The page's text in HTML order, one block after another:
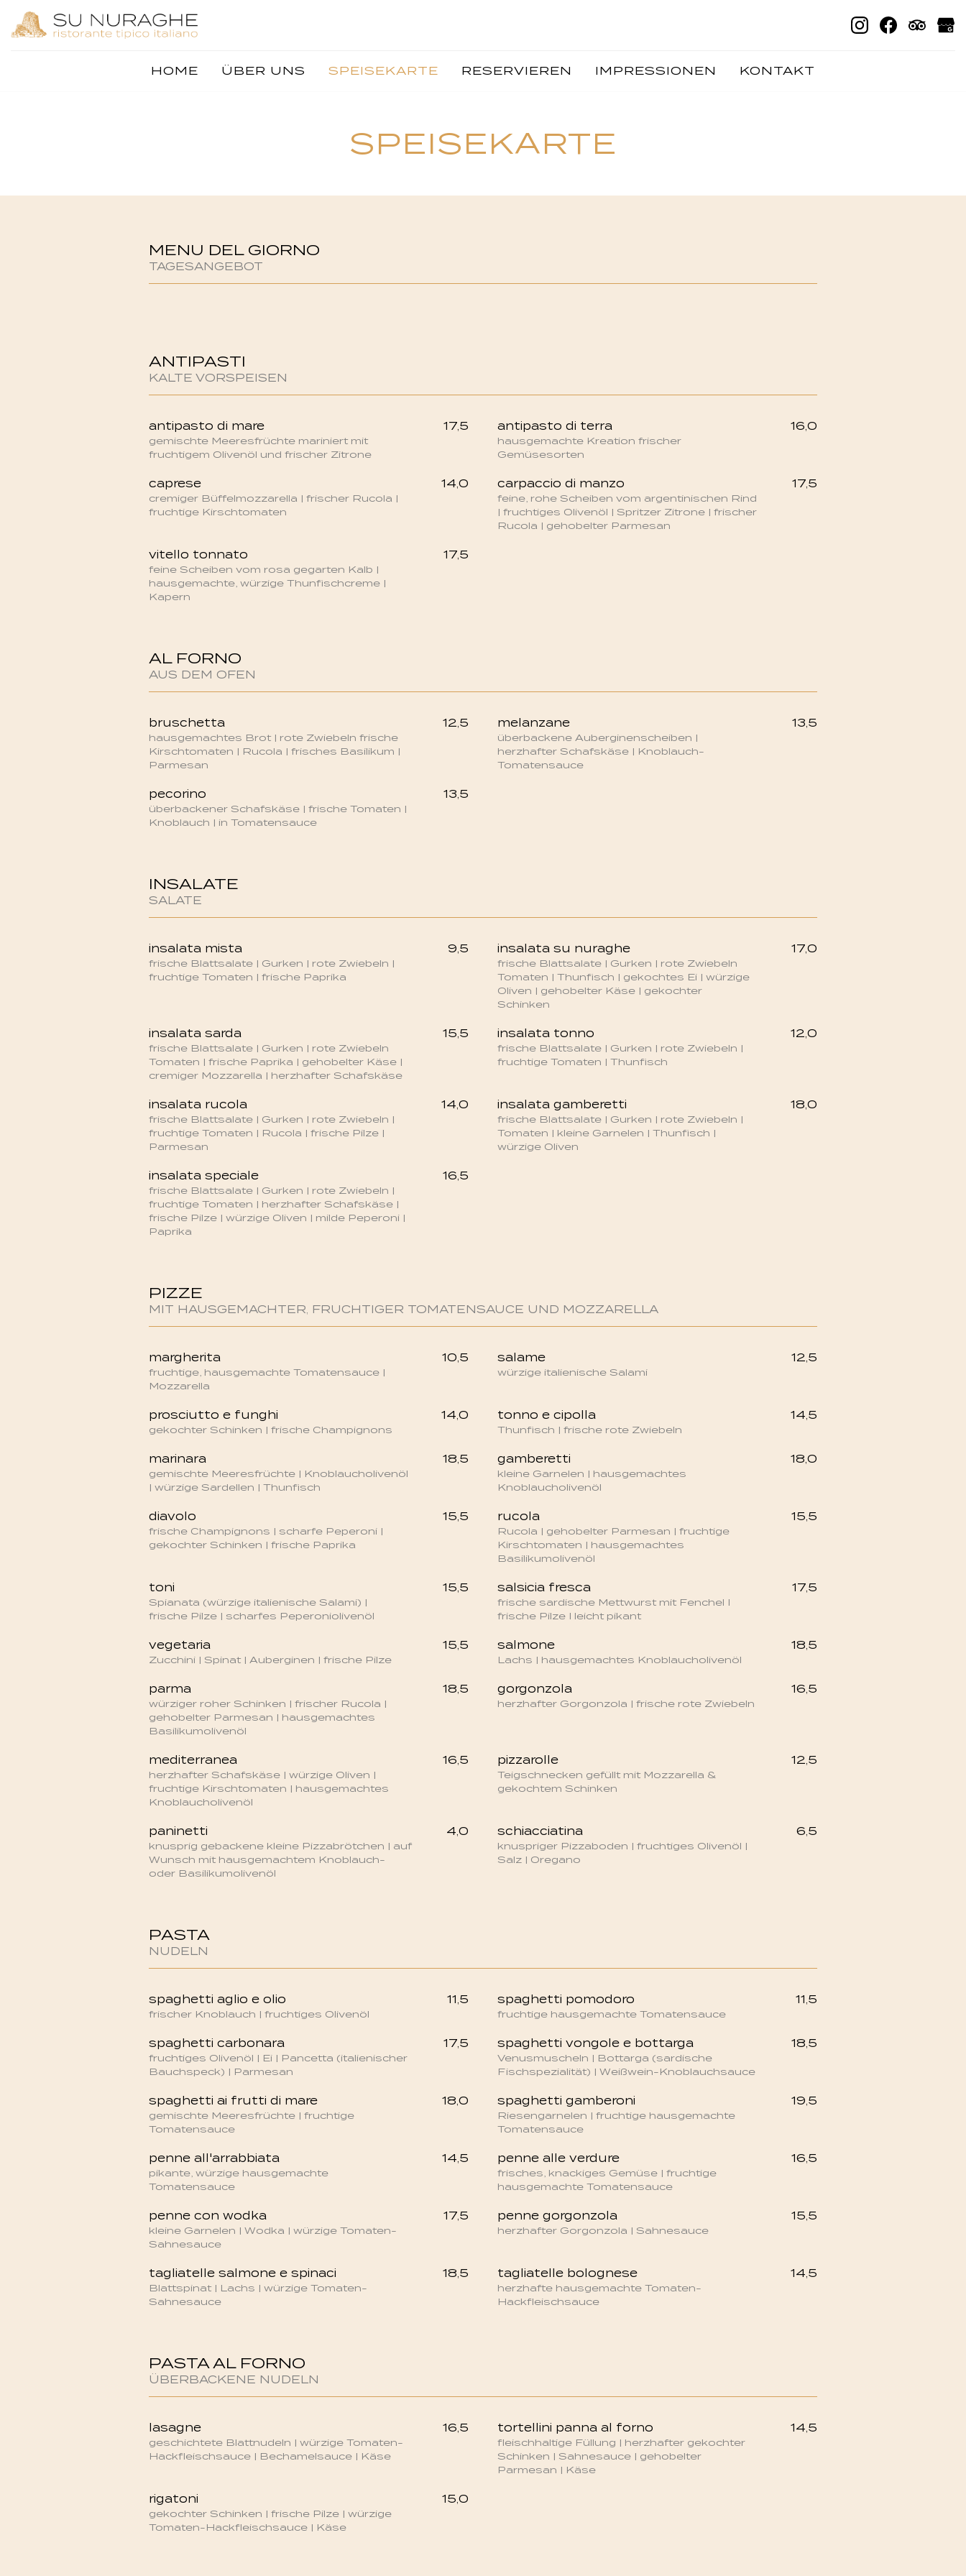
Navigation
HOME ÜBER UNS SPEISEKARTE RESERVIEREN IMPRESSIONEN KONTAKT
SPEISEKARTE
MENU DEL GIORNO
TAGESANGEBOT
ANTIPASTI
KALTE VORSPEISEN
antipasto di mare
gemischte Meeresfrüchte mariniert mit
fruchtigem Olivenöl und frischer Zitrone
17,5 antipasto di terra
hausgemachte Kreation frischer
Gemüsesorten
16,0
caprese
cremiger Büffelmozzarella | frischer Rucola |
fruchtige Kirschtomaten
14,0 carpaccio di manzo
feine, rohe Scheiben vom argentinischen Rind
| fruchtiges Olivenöl | Spritzer Zitrone | frischer
Rucola | gehobelter Parmesan
17,5
vitello tonnato
feine Scheiben vom rosa gegarten Kalb |
hausgemachte, würzige Thunfischcreme |
Kapern
17,5
AL FORNO
AUS DEM OFEN
bruschetta
hausgemachtes Brot | rote Zwiebeln frische
Kirschtomaten | Rucola | frisches Basilikum |
Parmesan
12,5 melanzane
überbackene Auberginenscheiben |
herzhafter Schafskäse | Knoblauch-
Tomatensauce
13,5
pecorino
überbackener Schafskäse | frische Tomaten |
Knoblauch | in Tomatensauce
13,5
INSALATE
SALATE
insalata mista
frische Blattsalate | Gurken | rote Zwiebeln |
fruchtige Tomaten | frische Paprika
9,5 insalata su nuraghe
frische Blattsalate | Gurken | rote Zwiebeln
Tomaten | Thunfisch | gekochtes Ei | würzige
Oliven | gehobelter Käse | gekochter
Schinken
17,0
insalata sarda
frische Blattsalate | Gurken | rote Zwiebeln
Tomaten | frische Paprika | gehobelter Käse |
cremiger Mozzarella | herzhafter Schafskäse
15,5 insalata tonno
frische Blattsalate | Gurken | rote Zwiebeln |
fruchtige Tomaten | Thunfisch
12,0
insalata rucola
frische Blattsalate | Gurken | rote Zwiebeln |
fruchtige Tomaten | Rucola | frische Pilze |
Parmesan
14,0 insalata gamberetti
frische Blattsalate | Gurken | rote Zwiebeln |
Tomaten | kleine Garnelen | Thunfisch |
würzige Oliven
18,0
insalata speciale
frische Blattsalate | Gurken | rote Zwiebeln |
fruchtige Tomaten | herzhafter Schafskäse |
frische Pilze | würzige Oliven | milde Peperoni |
Paprika
16,5
PIZZE
MIT HAUSGEMACHTER, FRUCHTIGER TOMATENSAUCE UND MOZZARELLA
margherita
fruchtige, hausgemachte Tomatensauce |
Mozzarella
10,5 salame
würzige italienische Salami
12,5
prosciutto e funghi
gekochter Schinken | frische Champignons
14,0 tonno e cipolla
Thunfisch | frische rote Zwiebeln
14,5
marinara
gemischte Meeresfrüchte | Knoblaucholivenöl
| würzige Sardellen | Thunfisch
18,5 gamberetti
kleine Garnelen | hausgemachtes
Knoblaucholivenöl
18,0
diavolo
frische Champignons | scharfe Peperoni |
gekochter Schinken | frische Paprika
15,5 rucola
Rucola | gehobelter Parmesan | fruchtige
Kirschtomaten | hausgemachtes
Basilikumolivenöl
15,5
toni
Spianata (würzige italienische Salami) |
frische Pilze | scharfes Peperoniolivenöl
15,5 salsicia fresca
frische sardische Mettwurst mit Fenchel I
frische Pilze I leicht pikant
17,5
vegetaria
Zucchini | Spinat | Auberginen | frische Pilze
15,5 salmone
Lachs | hausgemachtes Knoblaucholivenöl
18,5
parma
würziger roher Schinken | frischer Rucola |
gehobelter Parmesan | hausgemachtes
Basilikumolivenöl
18,5 gorgonzola
herzhafter Gorgonzola | frische rote Zwiebeln
16,5
mediterranea
herzhafter Schafskäse | würzige Oliven |
fruchtige Kirschtomaten | hausgemachtes
Knoblaucholivenöl
16,5 pizzarolle
Teigschnecken gefüllt mit Mozzarella &
gekochtem Schinken
12,5
paninetti
knusprig gebackene kleine Pizzabrötchen | auf
Wunsch mit hausgemachtem Knoblauch-
oder Basilikumolivenöl
4,0 schiacciatina
knuspriger Pizzaboden | fruchtiges Olivenöl |
Salz | Oregano
6,5
PASTA
NUDELN
spaghetti aglio e olio
frischer Knoblauch | fruchtiges Olivenöl
11,5 spaghetti pomodoro
fruchtige hausgemachte Tomatensauce
11,5
spaghetti carbonara
fruchtiges Olivenöl | Ei | Pancetta (italienischer
Bauchspeck) | Parmesan
17,5 spaghetti vongole e bottarga
Venusmuscheln | Bottarga (sardische
Fischspezialität) | Weißwein-Knoblauchsauce
18,5
spaghetti ai frutti di mare
gemischte Meeresfrüchte | fruchtige
Tomatensauce
18,0 spaghetti gamberoni
Riesengarnelen | fruchtige hausgemachte
Tomatensauce
19,5
penne all'arrabbiata
pikante, würzige hausgemachte
Tomatensauce
14,5 penne alle verdure
frisches, knackiges Gemüse | fruchtige
hausgemachte Tomatensauce
16,5
penne con wodka
kleine Garnelen | Wodka | würzige Tomaten-
Sahnesauce
17,5 penne gorgonzola
herzhafter Gorgonzola | Sahnesauce
15,5
tagliatelle salmone e spinaci
Blattspinat | Lachs | würzige Tomaten-
Sahnesauce
18,5 tagliatelle bolognese
herzhafte hausgemachte Tomaten-
Hackfleischsauce
14,5
PASTA AL FORNO
ÜBERBACKENE NUDELN
lasagne
geschichtete Blattnudeln | würzige Tomaten-
Hackfleischsauce | Bechamelsauce | Käse
16,5 tortellini panna al forno
fleischhaltige Füllung | herzhafter gekochter
Schinken | Sahnesauce | gehobelter
Parmesan | Käse
14,5
rigatoni
gekochter Schinken | frische Pilze | würzige
Tomaten-Hackfleischsauce | Käse
15,0